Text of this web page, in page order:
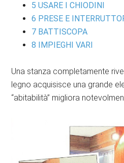
5 USARE I CHIODINI
6 PRESE E
7 BATTISCOPA
8 IMPIEGHI VARI
Una stanza completamente
legno acquisisce una grande
“abitabilità” migliora